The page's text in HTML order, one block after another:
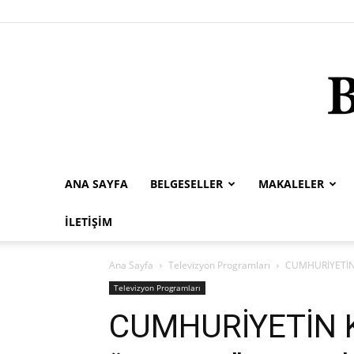
ANA SAYFA BELGESELLER MAKALELER
İLETIŞIM
Ana Sayfa Televizyon Programları
Televizyon Programları